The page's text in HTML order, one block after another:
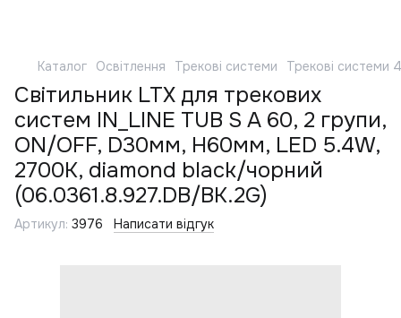
Каталог Освітлення Трекові системи Трекові системи
Світильник LTX для трекових
систем IN_LINE TUB S A 60, 2 групи,
ON/OFF, D30мм, H60мм, LED 5.4W,
2700K, diamond black/чорний
(06.0361.8.927.DB/BK.2G)
Артикул: 3976 Написати відгук